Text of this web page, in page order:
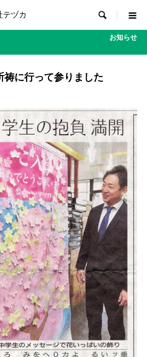

お知らせ
祷に行って参りました